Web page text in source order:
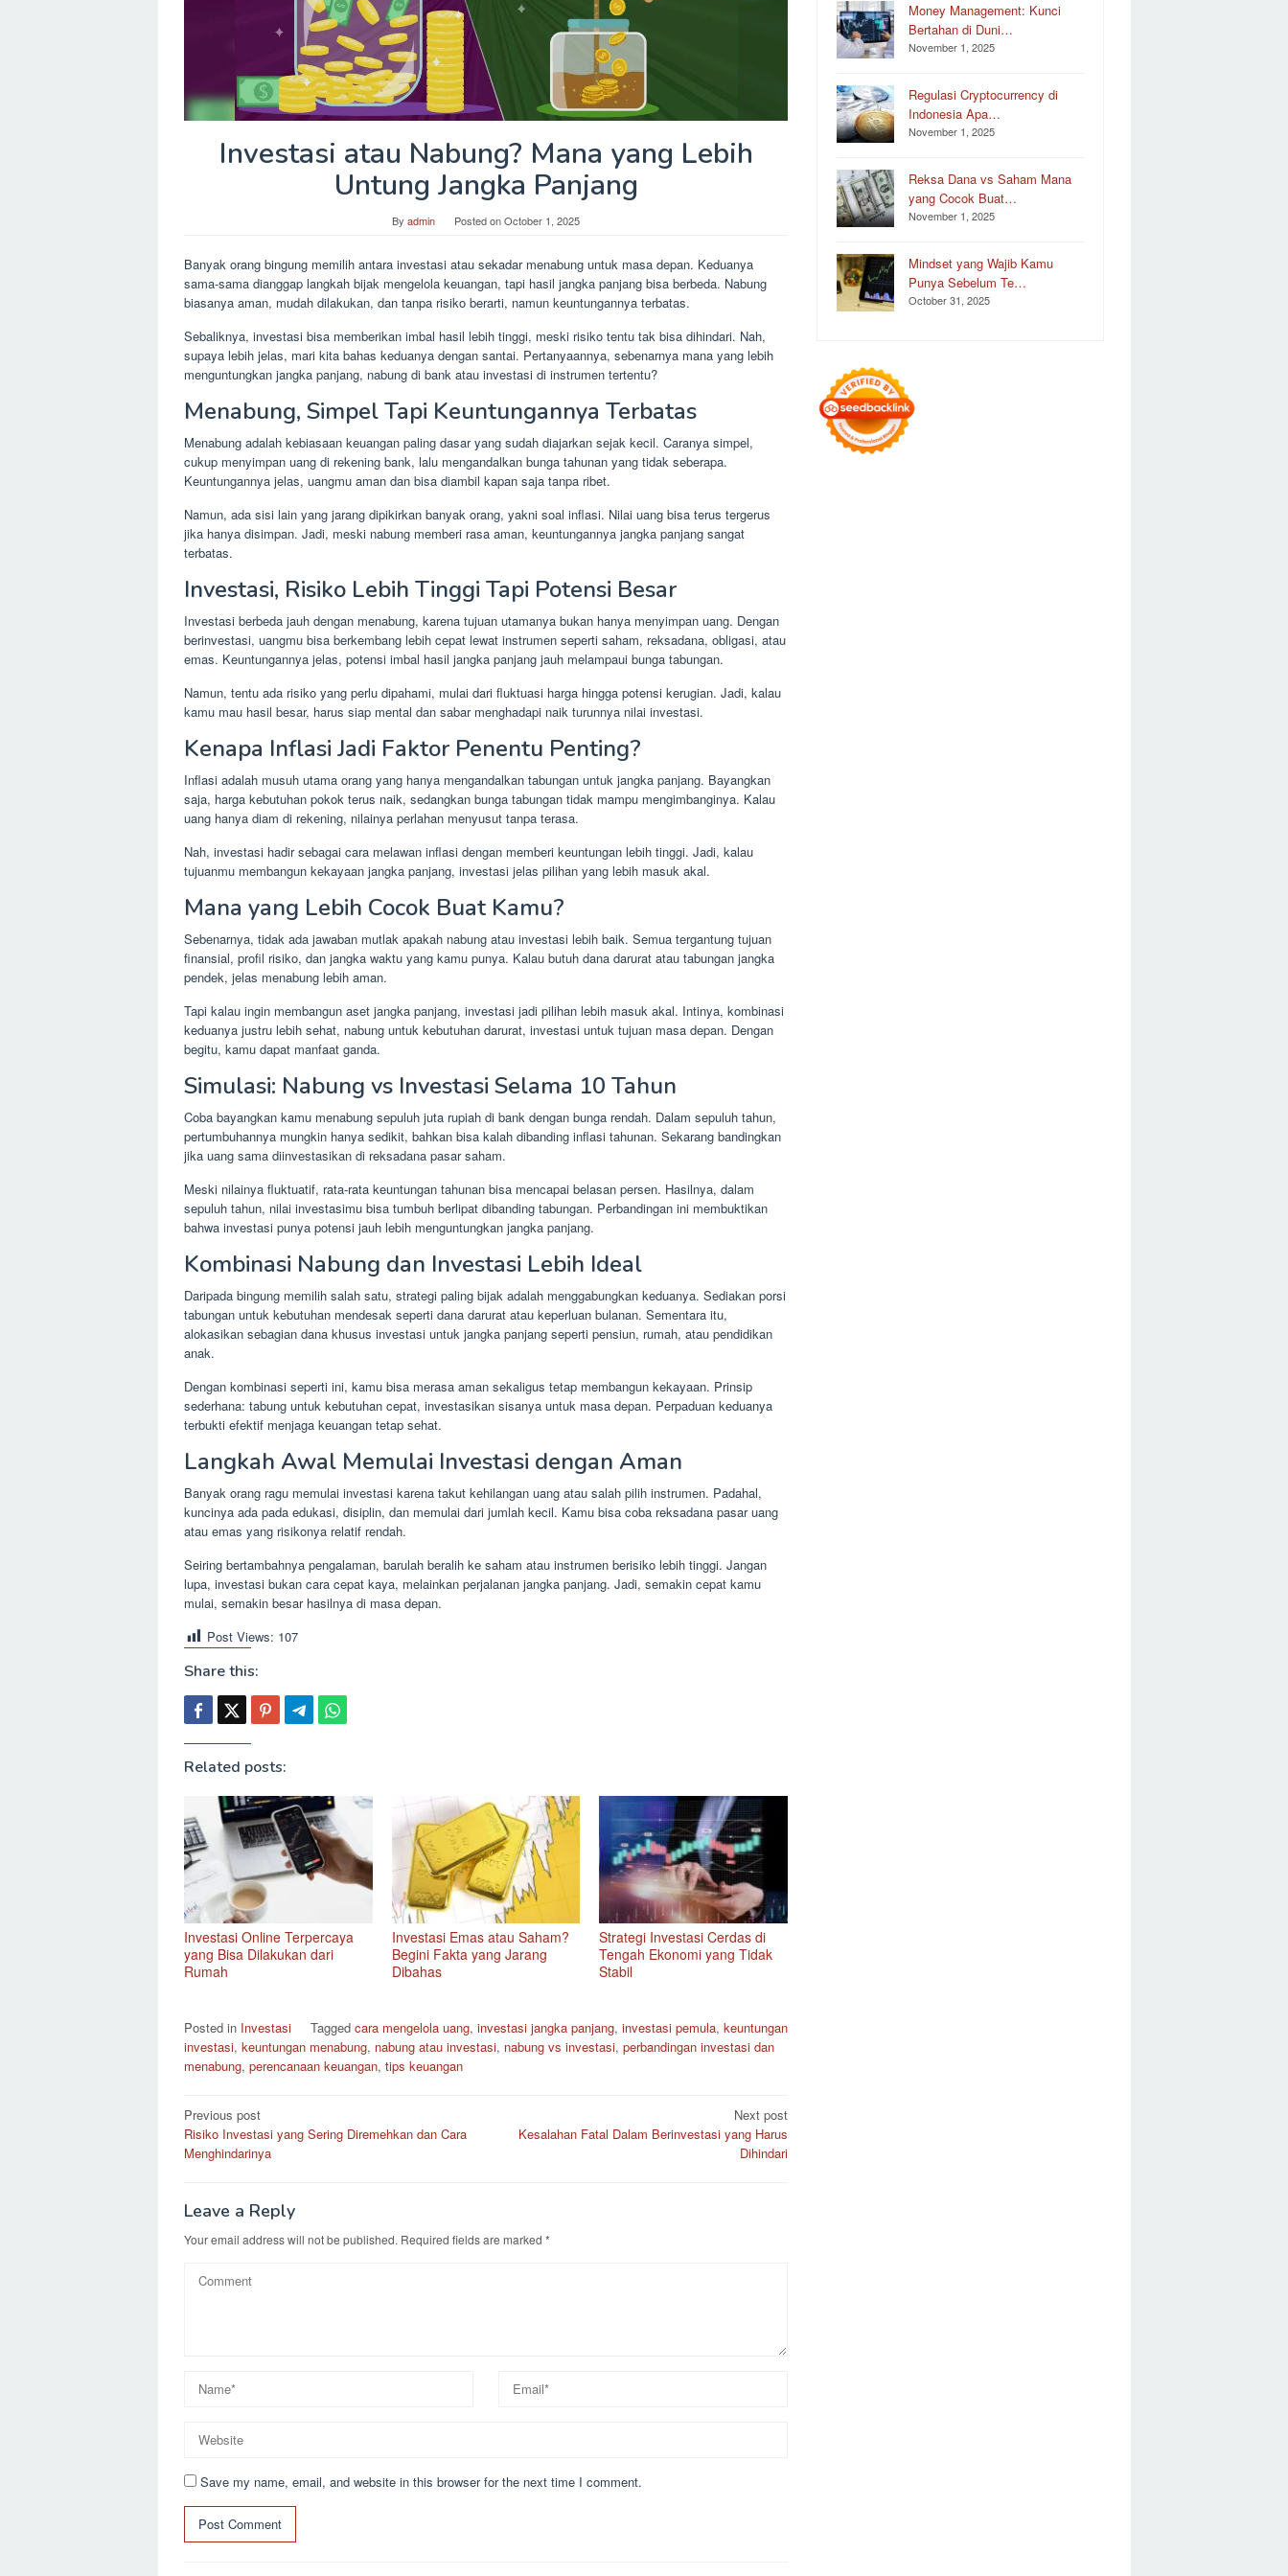
Investasi atau Nabung? Mana yang Lebih
Untung Jangka Panjang
By admin Posted onOctober 1, 2025
Banyak orang bingung memilih antara investasi atau sekadar menabung untuk masa depan. Keduanya
sama-sama dianggap langkah bijak mengelola keuangan, tapi hasil jangka panjang bisa berbeda. Nabung
biasanya aman, mudah dilakukan, dan tanpa risiko berarti, namun keuntungannya terbatas.
Sebaliknya, investasi bisa memberikan imbal hasil lebih tinggi, meski risiko tentu tak bisa dihindari. Nah,
supaya lebih jelas, mari kita bahas keduanya dengan santai. Pertanyaannya, sebenarnya mana yang lebih
menguntungkan jangka panjang, nabung di bank atau investasi di instrumen tertentu?
Menabung, Simpel Tapi Keuntungannya Terbatas
Menabung adalah kebiasaan keuangan paling dasar yang sudah diajarkan sejak kecil. Caranya simpel,
cukup menyimpan uang di rekening bank, lalu mengandalkan bunga tahunan yang tidak seberapa.
Keuntungannya jelas, uangmu aman dan bisa diambil kapan saja tanpa ribet.
Namun, ada sisi lain yang jarang dipikirkan banyak orang, yakni soal inflasi. Nilai uang bisa terus tergerus
jika hanya disimpan. Jadi, meski nabung memberi rasa aman, keuntungannya jangka panjang sangat
terbatas.
Investasi, Risiko Lebih Tinggi Tapi Potensi Besar
Investasi berbeda jauh dengan menabung, karena tujuan utamanya bukan hanya menyimpan uang. Dengan
berinvestasi, uangmu bisa berkembang lebih cepat lewat instrumen seperti saham, reksadana, obligasi, atau
emas. Keuntungannya jelas, potensi imbal hasil jangka panjang jauh melampaui bunga tabungan.
Namun, tentu ada risiko yang perlu dipahami, mulai dari fluktuasi harga hingga potensi kerugian. Jadi, kalau
kamu mau hasil besar, harus siap mental dan sabar menghadapi naik turunnya nilai investasi.
Kenapa Inflasi Jadi Faktor Penentu Penting?
Inflasi adalah musuh utama orang yang hanya mengandalkan tabungan untuk jangka panjang. Bayangkan
saja, harga kebutuhan pokok terus naik, sedangkan bunga tabungan tidak mampu mengimbanginya. Kalau
uang hanya diam di rekening, nilainya perlahan menyusut tanpa terasa.
Nah, investasi hadir sebagai cara melawan inflasi dengan memberi keuntungan lebih tinggi. Jadi, kalau
tujuanmu membangun kekayaan jangka panjang, investasi jelas pilihan yang lebih masuk akal.
Mana yang Lebih Cocok Buat Kamu?
Sebenarnya, tidak ada jawaban mutlak apakah nabung atau investasi lebih baik. Semua tergantung tujuan
finansial, profil risiko, dan jangka waktu yang kamu punya. Kalau butuh dana darurat atau tabungan jangka
pendek, jelas menabung lebih aman.
Tapi kalau ingin membangun aset jangka panjang, investasi jadi pilihan lebih masuk akal. Intinya, kombinasi
keduanya justru lebih sehat, nabung untuk kebutuhan darurat, investasi untuk tujuan masa depan. Dengan
begitu, kamu dapat manfaat ganda.
Simulasi: Nabung vs Investasi Selama 10 Tahun
Coba bayangkan kamu menabung sepuluh juta rupiah di bank dengan bunga rendah. Dalam sepuluh tahun,
pertumbuhannya mungkin hanya sedikit, bahkan bisa kalah dibanding inflasi tahunan. Sekarang bandingkan
jika uang sama diinvestasikan di reksadana pasar saham.
Meski nilainya fluktuatif, rata-rata keuntungan tahunan bisa mencapai belasan persen. Hasilnya, dalam
sepuluh tahun, nilai investasimu bisa tumbuh berlipat dibanding tabungan. Perbandingan ini membuktikan
bahwa investasi punya potensi jauh lebih menguntungkan jangka panjang.
Kombinasi Nabung dan Investasi Lebih Ideal
Daripada bingung memilih salah satu, strategi paling bijak adalah menggabungkan keduanya. Sediakan porsi
tabungan untuk kebutuhan mendesak seperti dana darurat atau keperluan bulanan. Sementara itu,
alokasikan sebagian dana khusus investasi untuk jangka panjang seperti pensiun, rumah, atau pendidikan
anak.
Dengan kombinasi seperti ini, kamu bisa merasa aman sekaligus tetap membangun kekayaan. Prinsip
sederhana: tabung untuk kebutuhan cepat, investasikan sisanya untuk masa depan. Perpaduan keduanya
terbukti efektif menjaga keuangan tetap sehat.
Langkah Awal Memulai Investasi dengan Aman
Banyak orang ragu memulai investasi karena takut kehilangan uang atau salah pilih instrumen. Padahal,
kuncinya ada pada edukasi, disiplin, dan memulai dari jumlah kecil. Kamu bisa coba reksadana pasar uang
atau emas yang risikonya relatif rendah.
Seiring bertambahnya pengalaman, barulah beralih ke saham atau instrumen berisiko lebih tinggi. Jangan
lupa, investasi bukan cara cepat kaya, melainkan perjalanan jangka panjang. Jadi, semakin cepat kamu
mulai, semakin besar hasilnya di masa depan.
Post Views: 107
Share this:
Related posts:
Investasi Online Terpercaya
yang Bisa Dilakukan dari
Rumah
Investasi Emas atau Saham?
Begini Fakta yang Jarang
Dibahas
Strategi Investasi Cerdas di
Tengah Ekonomi yang Tidak
Stabil
Posted in Investasi Tagged cara mengelola uang, investasi jangka panjang, investasi pemula, keuntungan
investasi, keuntungan menabung, nabung atau investasi, nabung vs investasi, perbandingan investasi dan
menabung, perencanaan keuangan, tips keuangan
Post
navigation
Previous post
Risiko Investasi yang Sering Diremehkan dan Cara
Menghindarinya
Next post
Kesalahan Fatal Dalam Berinvestasi yang Harus
Dihindari
Leave a Reply
Your email address will not be published. Required fields are marked *
Save my name, email, and website in this browser for the next time I comment.
Money Management: Kunci
Bertahan di Duni…
November 1, 2025
Regulasi Cryptocurrency di
Indonesia Apa…
November 1, 2025
Reksa Dana vs Saham Mana
yang Cocok Buat…
November 1, 2025
Mindset yang Wajib Kamu
Punya Sebelum Te…
October 31, 2025